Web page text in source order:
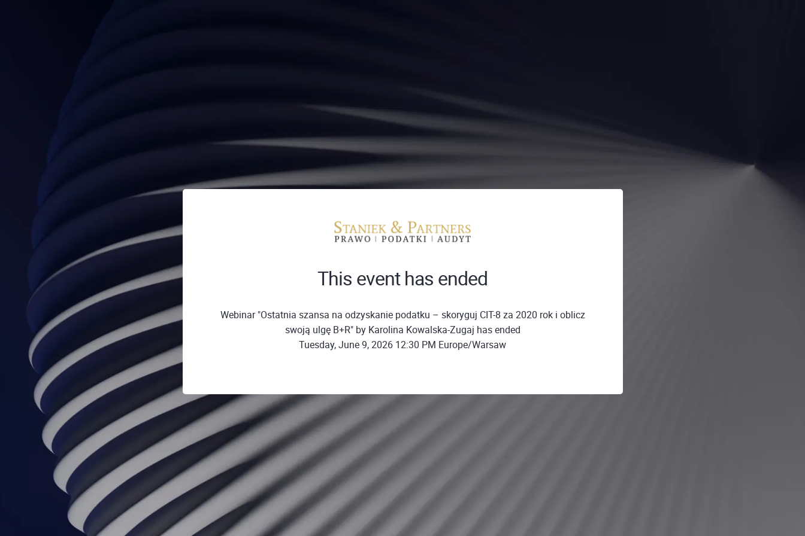
This event has ended
Webinar "Ostatnia szansa na odzyskanie podatku – skoryguj CIT-8 za 2020 rok i oblicz
swoją ulgę B+R" by Karolina Kowalska-Zugaj has ended
Tuesday, June 9, 2026 12:30 PM Europe/Warsaw